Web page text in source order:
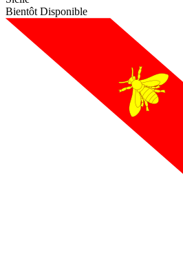
Bientôt Disponible